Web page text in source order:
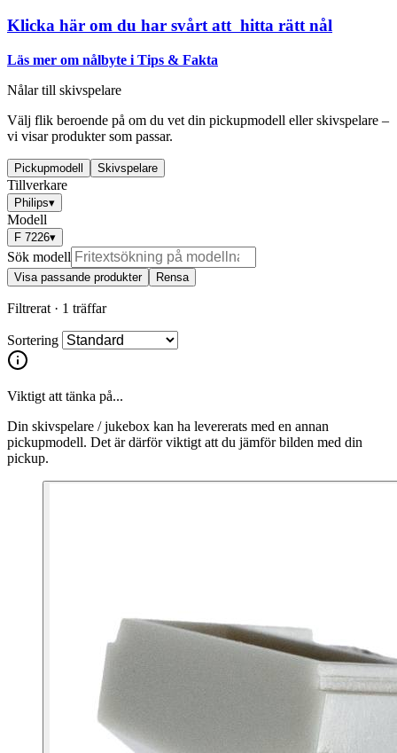
Klicka här om du har svårt att hitta rätt nål
Läs mer om nålbyte i Tips & Fakta
Nålar till skivspelare
Välj flik beroende på om du vet din pickupmodell eller skivspelare –
vi visar produkter som passar.
Pickupmodell Skivspelare
Tillverkare
Philips▾
Modell
F 7226▾
Sök modell
Visa passande produkter Rensa
Filtrerat · 1 träffar
Sortering
Viktigt att tänka på...
Din skivspelare / jukebox kan ha levererats med en annan
pickupmodell. Det är därför viktigt att du jämför bilden med din
pickup.